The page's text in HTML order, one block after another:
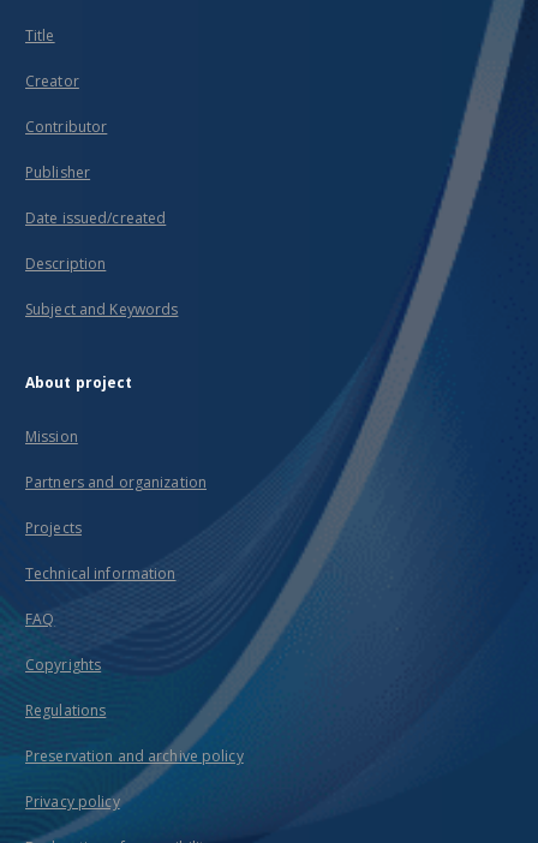
Title
Creator
Contributor
Publisher
Date issued/created
Description
Subject and Keywords
About project
Mission
Partners and organization
Projects
Technical information
FAQ
Copyrights
Regulations
Preservation and archive policy
Privacy policy